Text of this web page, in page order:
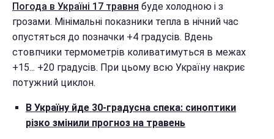
Погода в Україні 17 травня буде холодною і з
грозами. Мінімальні показники тепла в нічний час
опустяться до позначки +4 градусів. Вдень
стовпчики термометрів коливатимуться в межах
+15... +20 градусів. При цьому всю Україну накриє
потужний циклон.
В Україну йде 30-градусна спека: синоптики
різко змінили прогноз на травень